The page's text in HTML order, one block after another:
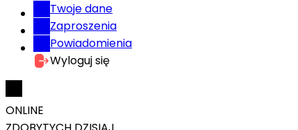
Twoje dane
Zaproszenia
Powiadomienia
Wyloguj się
ONLINE